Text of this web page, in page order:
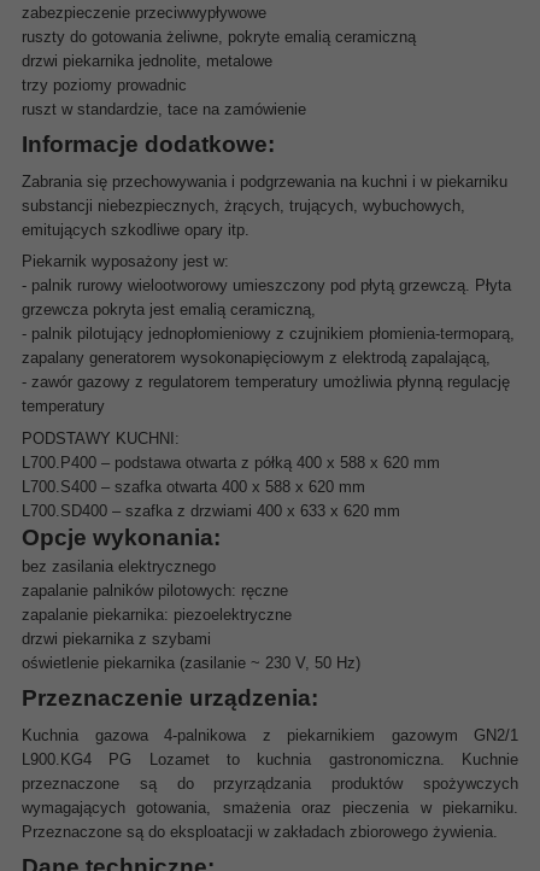
zabezpieczenie przeciwwypływowe
ruszty do gotowania żeliwne, pokryte emalią ceramiczną
drzwi piekarnika jednolite, metalowe
trzy poziomy prowadnic
ruszt w standardzie, tace na zamówienie
Informacje dodatkowe:
Zabrania się przechowywania i podgrzewania na kuchni i w piekarniku
substancji niebezpiecznych, żrących, trujących, wybuchowych,
emitujących szkodliwe opary itp.
Piekarnik wyposażony jest w:
- palnik rurowy wielootworowy umieszczony pod płytą grzewczą. Płyta
grzewcza pokryta jest emalią ceramiczną,
- palnik pilotujący jednopłomieniowy z czujnikiem płomienia-termoparą,
zapalany generatorem wysokonapięciowym z elektrodą zapalającą,
- zawór gazowy z regulatorem temperatury umożliwia płynną regulację
temperatury
PODSTAWY KUCHNI:
L700.P400 – podstawa otwarta z półką 400 x 588 x 620 mm
L700.S400 – szafka otwarta 400 x 588 x 620 mm
L700.SD400 – szafka z drzwiami 400 x 633 x 620 mm
Opcje wykonania:
bez zasilania elektrycznego
zapalanie palników pilotowych: ręczne
zapalanie piekarnika: piezoelektryczne
drzwi piekarnika z szybami
oświetlenie piekarnika (zasilanie ~ 230 V, 50 Hz)
Przeznaczenie urządzenia:
Kuchnia gazowa 4-palnikowa z piekarnikiem gazowym GN2/1
L900.KG4 PG Lozamet to kuchnia gastronomiczna. Kuchnie
przeznaczone są do przyrządzania produktów spożywczych
wymagających gotowania, smażenia oraz pieczenia w piekarniku.
Przeznaczone są do eksploatacji w zakładach zbiorowego żywienia.